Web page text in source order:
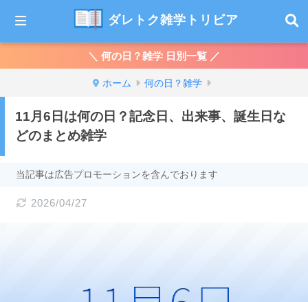
ダレトク雑学トリビア
＼ 何の日？雑学 日別一覧 ／
ホーム 何の日？雑学
11月6日は何の日？記念日、出来事、誕生日な
どのまとめ雑学
当記事は広告プロモーションを含んでおります
2026/04/27